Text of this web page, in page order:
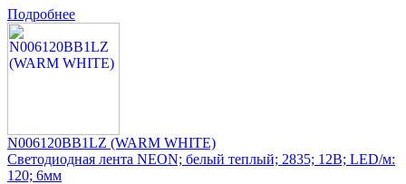
Подробнее
N006120BB1LZ (WARM WHITE)
Светодиодная лента NEON; белый теплый; 2835; 12В; LED/м:
120; 6мм